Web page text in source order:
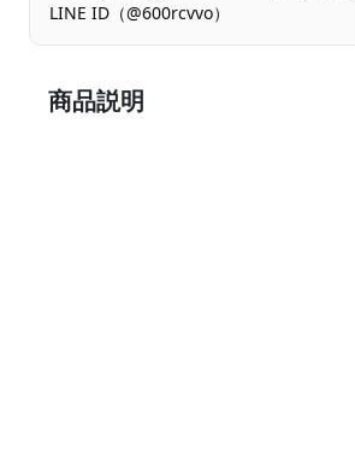
LINE ID（@600rcvvo）
商品説明